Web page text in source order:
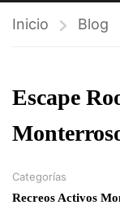
Inicio Blog
Escape
Categorías
Recreos Activos